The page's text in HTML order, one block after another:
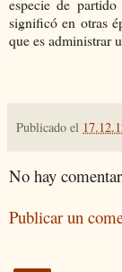
especie de
significó en otras
que es administrar
Publicado el
No hay
Publicar un